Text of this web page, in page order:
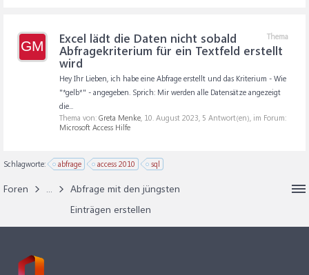
GM
Thema
Excel lädt die Daten nicht sobald
Abfragekriterium für ein Textfeld erstellt
wird
Hey Ihr Lieben, ich habe eine Abfrage erstellt und das Kriterium - Wie
"*gelb*" - angegeben. Sprich: Mir werden alle Datensätze angezeigt
die...
Thema von: Greta Menke, 10. August 2023, 5 Antwort(en), im Forum:
Microsoft Access Hilfe
Schlagworte: abfrage access 2010 sql
Foren ...
Abfrage mit den jüngsten
Einträgen erstellen